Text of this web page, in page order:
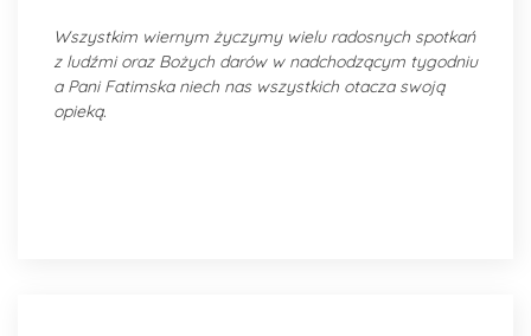
Wszystkim wiernym życzymy wielu radosnych spotkań
z ludźmi oraz Bożych darów w nadchodzącym tygodniu
a Pani Fatimska niech nas wszystkich otacza swoją
opieką.